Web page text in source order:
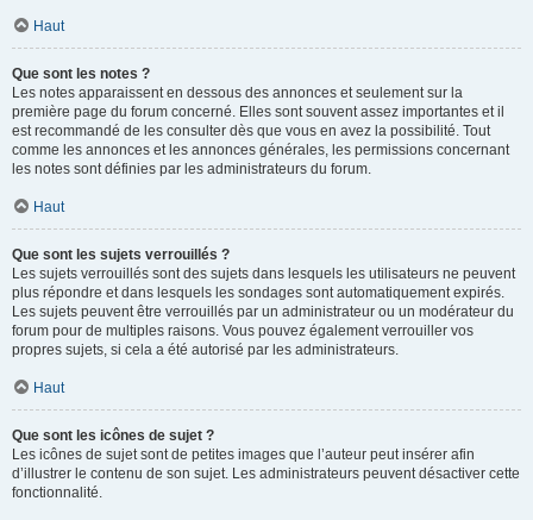
Haut
Que sont les notes ?
Les notes apparaissent en dessous des annonces et seulement sur la
première page du forum concerné. Elles sont souvent assez importantes et il
est recommandé de les consulter dès que vous en avez la possibilité. Tout
comme les annonces et les annonces générales, les permissions concernant
les notes sont définies par les administrateurs du forum.
Haut
Que sont les sujets verrouillés ?
Les sujets verrouillés sont des sujets dans lesquels les utilisateurs ne peuvent
plus répondre et dans lesquels les sondages sont automatiquement expirés.
Les sujets peuvent être verrouillés par un administrateur ou un modérateur du
forum pour de multiples raisons. Vous pouvez également verrouiller vos
propres sujets, si cela a été autorisé par les administrateurs.
Haut
Que sont les icônes de sujet ?
Les icônes de sujet sont de petites images que l’auteur peut insérer afin
d’illustrer le contenu de son sujet. Les administrateurs peuvent désactiver cette
fonctionnalité.